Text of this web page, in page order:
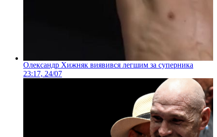
Олександр Хижняк виявився легшим за суперника
23:17, 24/07